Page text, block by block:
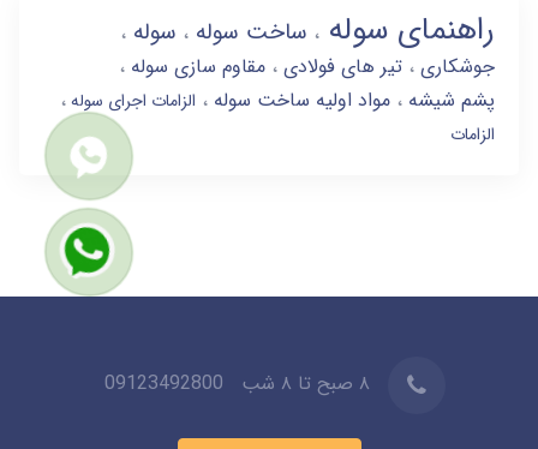
راهنمای سوله ساخت سوله سوله
جوشکاری تیر های فولادی مقاوم سازی سوله
پشم شیشه
مواد اولیه ساخت سوله
الزامات اجرای سوله
الزامات
۸ صبح تا ۸ شب 09123492800